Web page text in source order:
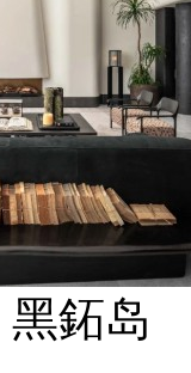
鉐岛